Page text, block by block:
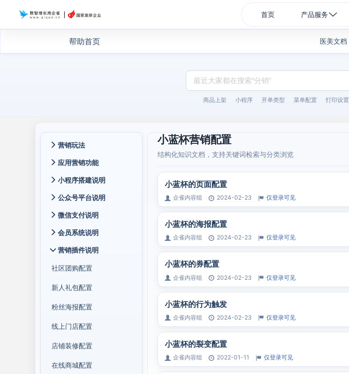
首页 产品服务
帮助首页 医美文档
商品上架 小程序 开单类型 菜单配置 打印设置
营销玩法
应用营销功能
小程序搭建说明
公众号平台说明
微信支付说明
会员系统说明
营销插件说明
社区团购配置
新人礼包配置
粉丝海报配置
线上门店配置
店铺装修配置
在线商城配置
小蓝杯营销配置
结构化知识文档，支持关键词检索与分类浏览
小蓝杯的页面配置
企雀内容组 2024-02-23 仅登录可见
小蓝杯的海报配置
企雀内容组 2024-02-23 仅登录可见
小蓝杯的券配置
企雀内容组 2024-02-23 仅登录可见
小蓝杯的行为触发
企雀内容组 2024-02-23 仅登录可见
小蓝杯的裂变配置
企雀内容组 2022-01-11 仅登录可见